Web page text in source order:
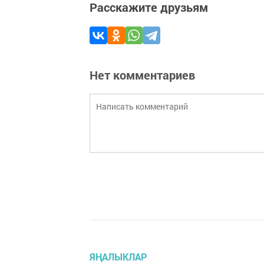
Расскажите друзьям
Нет комментариев
ЯҢАЛЫКЛАР